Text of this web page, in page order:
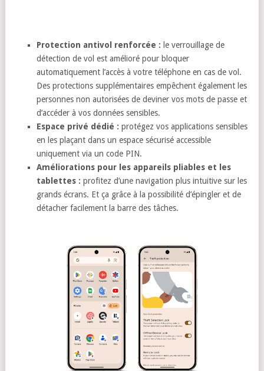
Protection antivol renforcée : le verrouillage de
détection de vol est amélioré pour bloquer
automatiquement l’accès à votre téléphone en cas de vol.
Des protections supplémentaires empêchent également les
personnes non autorisées de deviner vos mots de passe et
d’accéder à vos données sensibles.
Espace privé dédié : protégez vos applications sensibles
en les plaçant dans un espace sécurisé accessible
uniquement via un code PIN.
Améliorations pour les appareils pliables et les
tablettes : profitez d’une navigation plus intuitive sur les
grands écrans. Et ça grâce à la possibilité d’épingler et de
détacher facilement la barre des tâches.